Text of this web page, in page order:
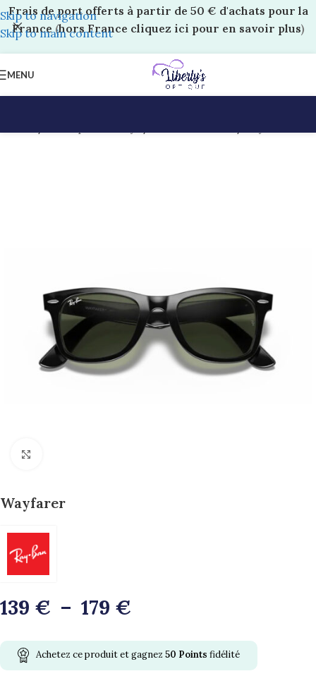
Skip to navigation
Skip to main content
Frais de port offerts à partir de 50 € d'achats pour la
France(hors France cliquez ici pour en savoir plus)
MENU
Wayfarer
139 € – 179 €
Achetez ce produit et gagnez 50 Points fidélité